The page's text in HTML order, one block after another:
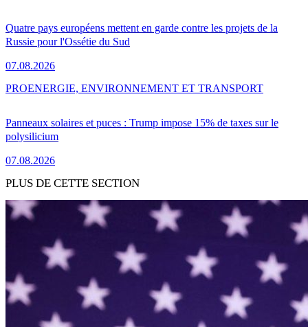
Quatre pays européens mettent en garde contre les projets de la
Russie pour l'Ossétie du Sud
07.08.2026
Panneaux solaires et puces : Trump impose 15% de taxes sur le
polysilicium
07.08.2026
PROENERGIE, ENVIRONNEMENT ET TRANSPORT
PLUS DE CETTE SECTION